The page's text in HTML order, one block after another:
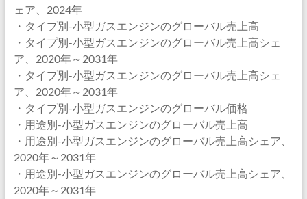
ェア、2024年
・タイプ別-小型ガスエンジンのグローバル売上高
・タイプ別-小型ガスエンジンのグローバル売上高シェ
ア、2020年～2031年
・タイプ別-小型ガスエンジンのグローバル売上高シェ
ア、2020年～2031年
・タイプ別-小型ガスエンジンのグローバル価格
・用途別-小型ガスエンジンのグローバル売上高
・用途別-小型ガスエンジンのグローバル売上高シェア、
2020年～2031年
・用途別-小型ガスエンジンのグローバル売上高シェア、
2020年～2031年